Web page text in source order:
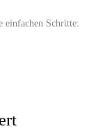
einfachen Schritte: